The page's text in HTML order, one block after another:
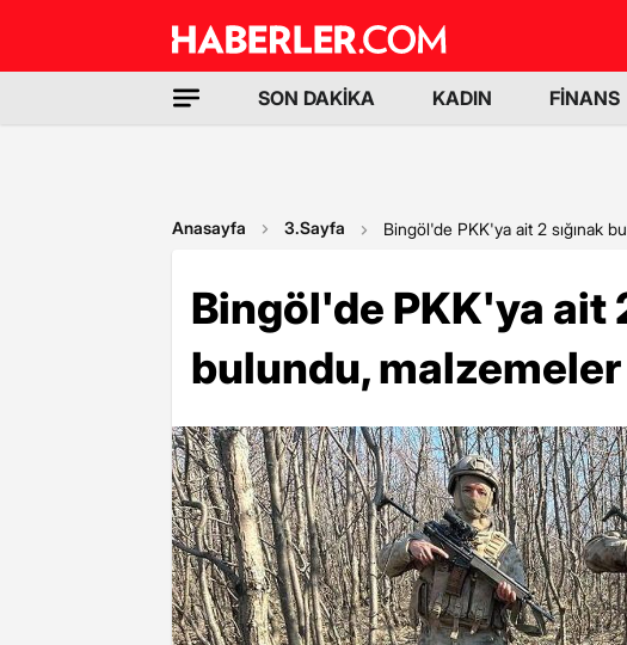
SON DAKİKA KADIN FİNANS
Anasayfa 3.Sayfa Bingöl'de PKK'ya ait 2 sığınak
Bingöl'de PKK'ya ait
bulundu,